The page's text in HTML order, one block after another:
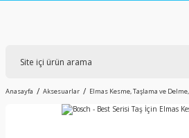
Anasayfa Aksesuarlar Elmas Kesme, Taşlama ve